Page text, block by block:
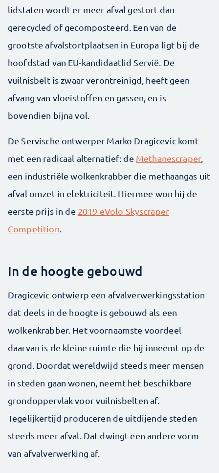
lidstaten wordt er meer afval gestort dan
gerecycled of gecomposteerd. Een van de
grootste ­afvalstortplaatsen in Europa ligt bij de
hoofdstad van EU-kandidaatlid Servië. De
vuilnisbelt is zwaar verontreinigd, heeft geen
afvang van vloeistoffen en gassen, en is
bovendien bijna vol.
De Servische ontwerper Marko Dragicevic komt
met een radicaal alternatief: de Methane­scraper,
een industriële wolkenkrabber die methaangas uit
afval omzet in elektriciteit. Hiermee won hij de
eerste prijs in de 2019 eVolo Skyscraper
Competition.
In de hoogte gebouwd
Dragicevic ontwierp een afvalverwerkingsstation
dat deels in de hoogte is ­gebouwd als een
wolkenkrabber. Het voornaamste voordeel
daarvan is de kleine ruimte die hij inneemt op de
grond. Doordat wereldwijd steeds meer mensen
in steden gaan ­wonen, neemt het ­beschikbare
grondoppervlak voor vuilnisbelten af.
Tegelijkertijd produceren de ­uitdijende steden
steeds meer afval. Dat dwingt een andere vorm
van afvalver­werking af.